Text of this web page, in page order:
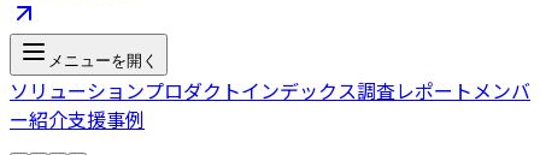
メニューを開く
ソリューションプロダクトインデックス調査レポートメンバ
ー紹介支援事例